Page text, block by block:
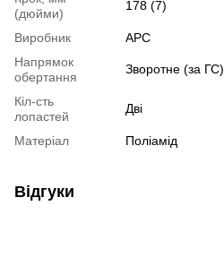
(дюйми)
178 (7)
Виробник
APC
Напрямок
обертання
Зворотне (за ГС)
Кіл-сть
лопастей
Дві
Матеріал Поліамід
Відгуки